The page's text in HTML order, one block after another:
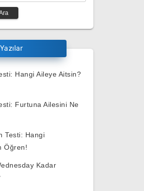
Hangi Aileye Aitsin?
Furtuna Ailesini Ne
Testi: Hangi
Öğren!
Kadar